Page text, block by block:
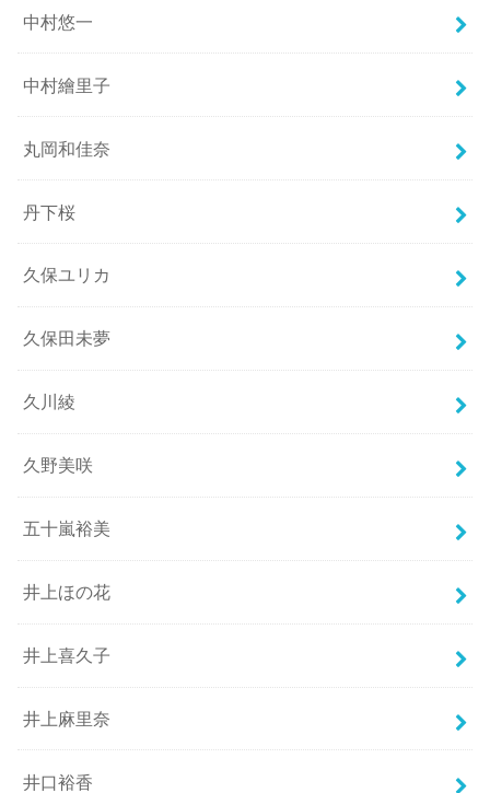
中村悠一
中村繪里子
丸岡和佳奈
丹下桜
久保ユリカ
久保田未夢
久川綾
久野美咲
五十嵐裕美
井上ほの花
井上喜久子
井上麻里奈
井口裕香